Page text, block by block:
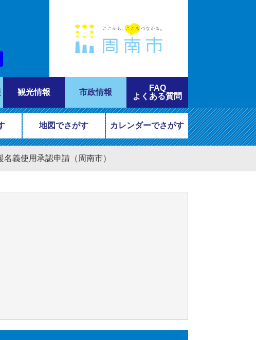
観光情報 市政情報
FAQ
よくある質問
地図でさがす カレンダーでさがす
義使用承認申請（周南市）